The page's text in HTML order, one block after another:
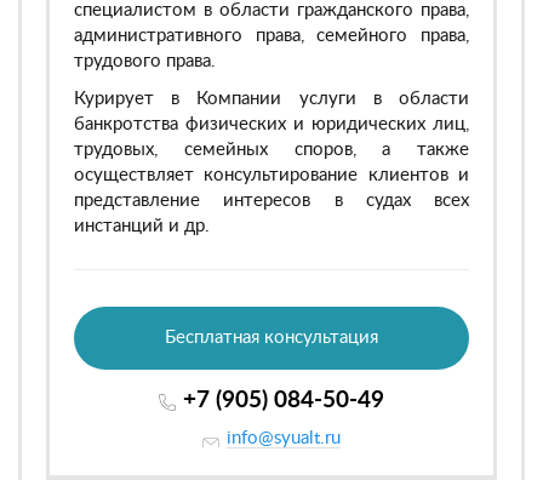
специалистом в области гражданского права,
административного права, семейного права,
трудового права.
Курирует в Компании услуги в области
банкротства физических и юридических лиц,
трудовых, семейных споров, а также
осуществляет консультирование клиентов и
представление интересов в судах всех
инстанций и др.
Бесплатная консультация
+7 (905) 084-50-49
info@syualt.ru